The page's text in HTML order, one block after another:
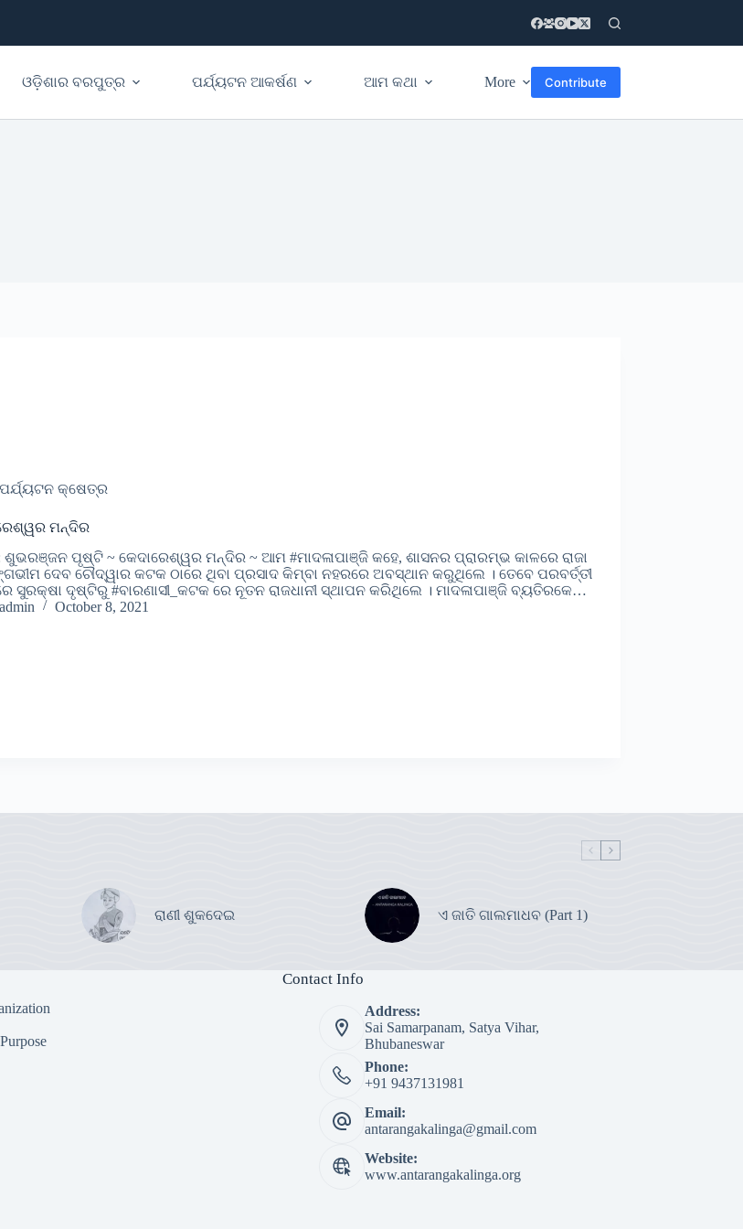
ଓଡ଼ିଶାର ବରପୁତ୍ର ପର୍ଯ୍ୟଟନ ଆକର୍ଷଣ ଆମ କଥା More Contribute
ପର୍ଯ୍ୟଟନ କ୍ଷେତ୍ର
ମନ୍ଦିର
ଶୁଭରଞ୍ଜନ ପୃଷ୍ଟି ~ କେଦାରେଶ୍ୱର ମନ୍ଦିର ~ ଆମ #ମାଦଳାପାଞ୍ଜି କହେ, ଶାସନର ପ୍ରାରମ୍ଭ କାଳରେ ରାଜା
ଦେବ ଚୌଦ୍ୱାର କଟକ ଠାରେ ଥିବା ପ୍ରସାଦ କିମ୍ବା ନହରରେ ଅବସ୍ଥାନ କରୁଥିଲେ । ତେବେ ପରବର୍ତ୍ତୀ
ସୁରକ୍ଷା ଦୃଷ୍ଟିରୁ #ବାରଣାସୀ_କଟକ ରେ ନୂତନ ରାଜଧାନୀ ସ୍ଥାପନ କରିଥିଲେ । ମାଦଳାପାଞ୍ଜି ବ୍ୟତିରକେ…
admin
October 8, 2021
ରାଣୀ ଶୁକଦେଇ ଏ ଜାତି ଗାଲମାଧବ (Part 1)
Contact Info
Address:
Sai Samarpanam, Satya Vihar,
Bhubaneswar
Phone:
+91 9437131981
Email:
antarangakalinga@gmail.com
Website:
www.antarangakalinga.org